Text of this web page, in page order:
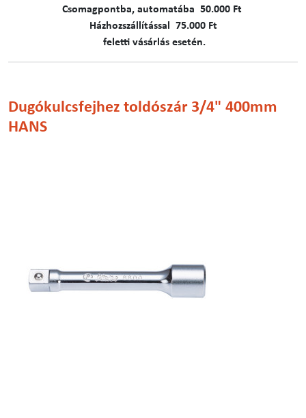
C​​​somagpontba, automatába 50.000 Ft
Házhozszállítással 75.000 Ft
feletti vásárlás esetén.
Dugókulcsfejhez toldószár 3/4" 400mm
HANS